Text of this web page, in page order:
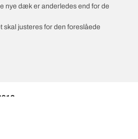
nye dæk er anderledes end for de
justeres for den foreslåede